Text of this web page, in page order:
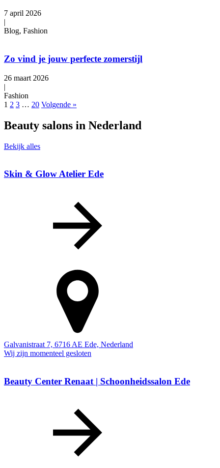
7 april 2026
|
Blog, Fashion
Zo vind je jouw perfecte zomerstijl
26 maart 2026
|
Fashion
1 2 3 … 20 Volgende »
Beauty salons in Nederland
Bekijk alles
Skin & Glow Atelier Ede
Galvanistraat 7, 6716 AE Ede, Nederland
Wij zijn momenteel gesloten
Beauty Center Renaat | Schoonheidssalon Ede